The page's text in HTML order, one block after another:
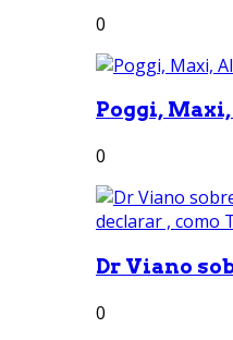
0
Poggi,
0
Dr Viano
0